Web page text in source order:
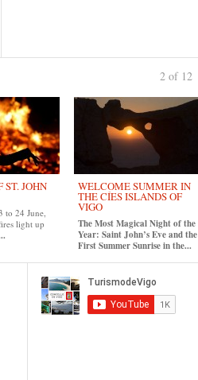
ST. JOHN
to 24 June,
light up
WELCOME SUMMER IN
THE CÍES ISLANDS OF
VIGO
The Most Magical Night of the
Year: Saint John’s Eve and the
First Summer Sunrise in the...
2 of 12